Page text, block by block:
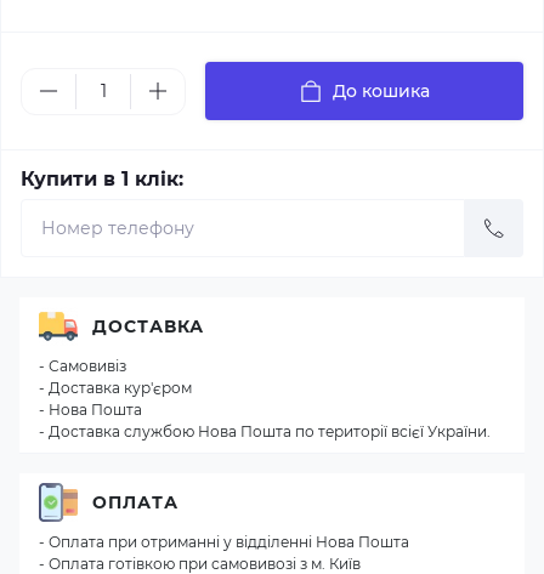
До кошика
Купити в 1 клік:
ДОСТАВКА
- Самовивіз
- Доставка кур'єром
- Нова Пошта
- Доставка службою Нова Пошта по території всієї України.
ОПЛАТА
- Оплата при отриманні у відділенні Нова Пошта
- Оплата готівкою при самовивозі з м. Київ